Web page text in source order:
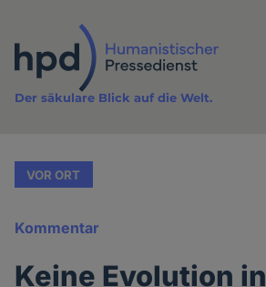
Inhalt
Der säkulare Blick auf die Welt.
VOR ORT
Kommentar
Keine Evolution in